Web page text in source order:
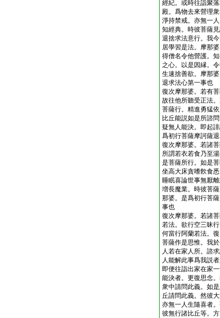
經紀。或時往詣聚
殿。爲物去來營理
淨持禁戒。亦無一
知經典。時彼菩薩
退捨求法意行。我
居學習是法。摩那
得僧名令他營護。
之心。以是因縁。
生速捨善欲。摩那
退求法心第一事也
復次摩那婆。若有
故往他所聽受正法
菩薩行。精進勇猛
比丘能説如是所諮
疑無人能決。即起
爲初行菩薩摩訶薩
復次摩那婆。若諸
所謂若衣若食乃至
是菩薩所行。如是
坐高大床貪嗜飮食
睡眠喜論世事無厭
増長魔業。時彼菩
那婆。是爲初行菩
事也
復次摩那婆。若諸
若法。欲行空三昧
何當行阿蘭若法。
菩薩作是思惟。我
人若在家人所。諮
人能解此事爲我説
即便往詣出家在家
能決者。更復思念
衆中請問此義。如
丘請問此義。然彼
亦無一人生隨喜者
彼無行諸比丘等。